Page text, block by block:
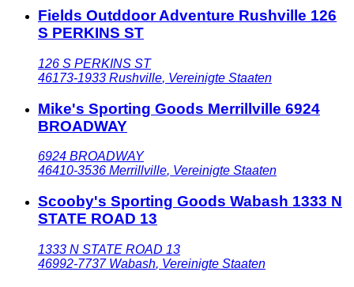
Fields Outddoor Adventure Rushville 126
S PERKINS ST
126 S PERKINS ST
46173-1933 Rushville, Vereinigte Staaten
Mike's Sporting Goods Merrillville 6924
BROADWAY
6924 BROADWAY
46410-3536 Merrillville, Vereinigte Staaten
Scooby's Sporting Goods Wabash 1333 N
STATE ROAD 13
1333 N STATE ROAD 13
46992-7737 Wabash, Vereinigte Staaten